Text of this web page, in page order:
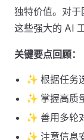
独特价值。对
这些强大的 AI 工
关键要点回顾：
✨ 根据任务
✨ 掌握高质
✨ 善用多轮
✨ 注意信息